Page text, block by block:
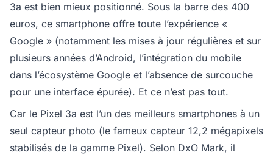
3a est bien mieux positionné. Sous la barre des 400
euros, ce smartphone offre toute l’expérience «
Google » (notamment les mises à jour régulières et sur
plusieurs années d’Android, l’intégration du mobile
dans l’écosystème Google et l’absence de surcouche
pour une interface épurée). Et ce n’est pas tout.
Car le Pixel 3a est l’un des meilleurs smartphones à un
seul capteur photo (le fameux capteur 12,2 mégapixels
stabilisés de la gamme Pixel). Selon DxO Mark, il